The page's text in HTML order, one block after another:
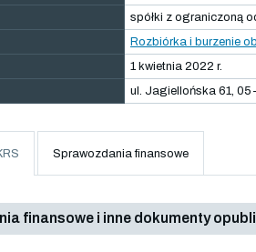
spółki z ograniczoną
Rozbiórka i burzenie
1 kwietnia 2022 r.
ul. Jagiellońska 61,
Sprawozdania finansowe
finansowe i inne dokumenty